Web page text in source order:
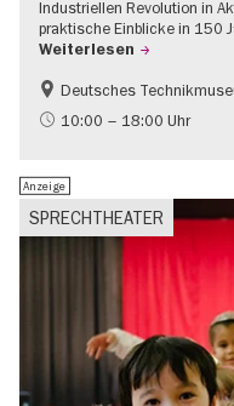
Industriellen Revolution in
praktische Einblicke in 150
Weiterlesen
Geschichte
Deutsches
10:00 – 18:00 Uhr
SPRECHTHEATER
Anzeige